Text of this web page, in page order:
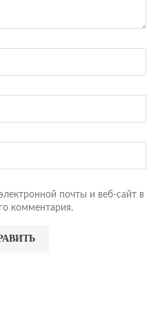
почты и веб-сайт в
комментария.